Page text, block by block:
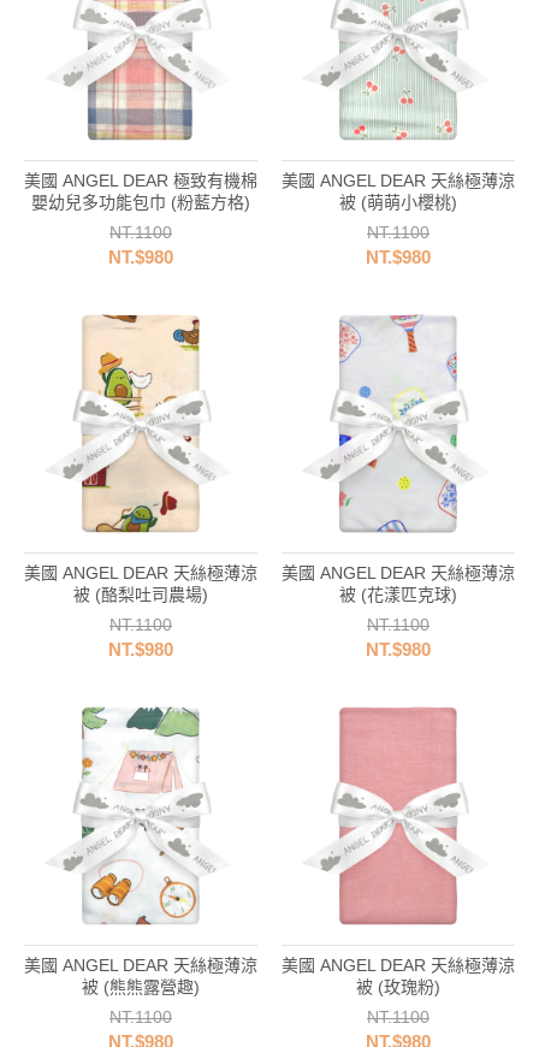
美國 ANGEL DEAR 極致有機棉
嬰幼兒多功能包巾 (粉藍方格)
NT.1100
NT.$980
美國 ANGEL DEAR 天絲極薄涼
被 (萌萌小櫻桃)
NT.1100
NT.$980
美國 ANGEL DEAR 天絲極薄涼
被 (酪梨吐司農場)
NT.1100
NT.$980
美國 ANGEL DEAR 天絲極薄涼
被 (花漾匹克球)
NT.1100
NT.$980
美國 ANGEL DEAR 天絲極薄涼
被 (熊熊露營趣)
NT.1100
NT.$980
美國 ANGEL DEAR 天絲極薄涼
被 (玫瑰粉)
NT.1100
NT.$980